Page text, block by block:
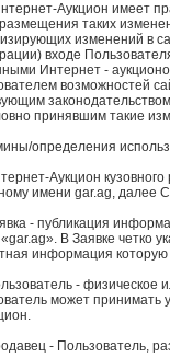
Аукцион имеет
таких
изменений в
входе
Интернет -
возможностей
принявшим такие
определения
Аукцион
имени gar.ag, далее
- публикация
В Заявке четко
информация
- физическое
может принимать
- Пользователь,